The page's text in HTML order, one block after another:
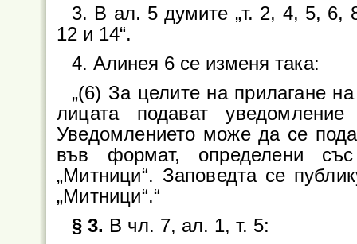
3. В ал. 5 думите „т. 2, 4, 5, 6,
12 и 14“.
4. Алинея 6 се изменя така:
„(6) За целите на прилагане
лицата подават
Уведомлението може да се
във формат, определени
„Митници“. Заповедта се
„Митници“.“
§ 3. В чл. 7, ал. 1, т. 5: